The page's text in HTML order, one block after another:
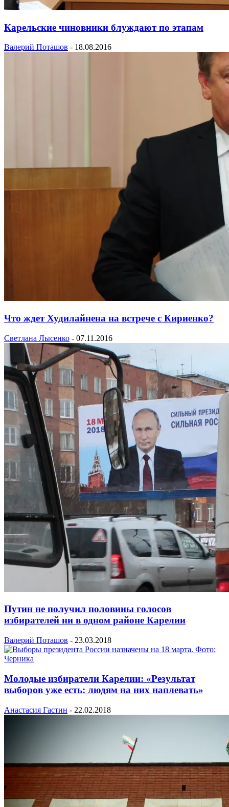
Карельские чиновники блуждают по этапам
Валерий Поташов - 18.08.2016
Что ждет Худилайнена на встрече с Кириенко?
Светлана Лысенко - 07.11.2016
Путин не получил половины голосов
избирателей ни в одном районе Карелии
Валерий Поташов - 23.03.2018
Молодые избиратели Карелии: «Результат
выборов уже есть: людям на них наплевать»
Анастасия Гастин - 22.02.2018